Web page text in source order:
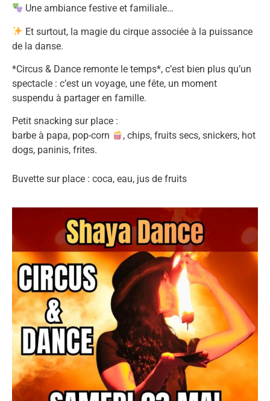
Une ambiance festive et familiale…
Et surtout, la magie du cirque associée à la puissance
de la danse.
*Circus & Dance remonte le temps*, c’est bien plus qu’un
spectacle : c’est un voyage, une fête, un moment
suspendu à partager en famille.
Petit snacking sur place :
barbe à papa, pop-corn
, chips, fruits secs, snickers, hot
dogs, paninis, frites.
Buvette sur place : coca, eau, jus de fruits